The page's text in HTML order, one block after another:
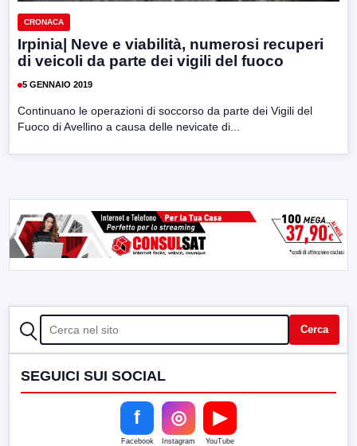
CRONACA
Irpinia| Neve e viabilità, numerosi recuperi
di veicoli da parte dei vigili del fuoco
5 GENNAIO 2019
Continuano le operazioni di soccorso da parte dei Vigili del
Fuoco di Avellino a causa delle nevicate di...
CERCA Cerca
SEGUICI SUI SOCIAL
f
Facebook
◎
Instagram
▶
YouTube